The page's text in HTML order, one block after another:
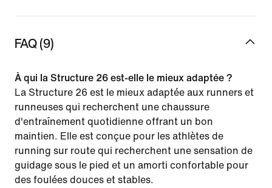
FAQ (9)
À qui la Structure 26 est-elle le mieux adaptée ?
La Structure 26 est le mieux adaptée aux runners et
runneuses qui recherchent une chaussure
d'entraînement quotidienne offrant un bon
maintien. Elle est conçue pour les athlètes de
running sur route qui recherchent une sensation de
guidage sous le pied et un amorti confortable pour
des foulées douces et stables.